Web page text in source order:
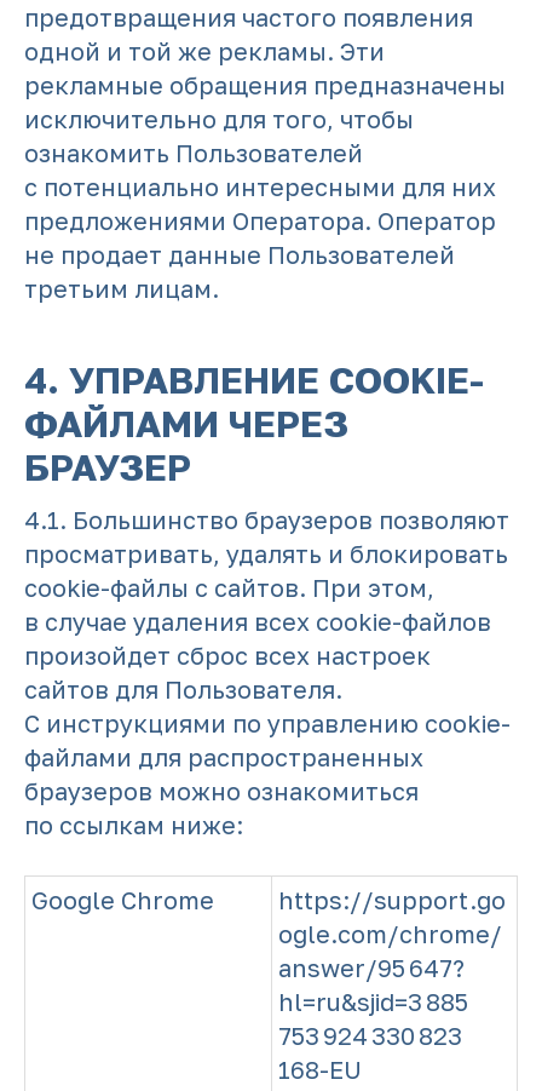
предотвращения частого появления
одной и той же рекламы. Эти
рекламные обращения предназначены
исключительно для того, чтобы
ознакомить Пользователей
с потенциально интересными для них
предложениями Оператора. Оператор
не продает данные Пользователей
третьим лицам.
4. УПРАВЛЕНИЕ COOKIE-
ФАЙЛАМИ ЧЕРЕЗ
БРАУЗЕР
4.1. Большинство браузеров позволяют
просматривать, удалять и блокировать
cookie-файлы c сайтов. При этом,
в случае удаления всех cookie-файлов
произойдет сброс всех настроек
сайтов для Пользователя.
С инструкциями по управлению cookie-
файлами для распространенных
браузеров можно ознакомиться
по ссылкам ниже:
Google Chrome
https://support.go
ogle.com/chrome/
answer/95 647?
hl=ru&sjid=3 885
753 924 330 823
168-EU